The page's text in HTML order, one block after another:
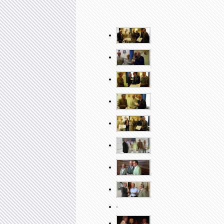
Neuigkeiten
2024 Weihnachtsaktion
Vorweihnachtliche
Als der Präsidiumsvorsitzende der Stiftung
anmeldete und ein Weihnachtsgeschenk
Schule, Barbara Gerstmayer, spontan
Peter Neumann, über eine Zuwendung der
der Stiftung für ein vorweihnachtliches
„Nikoläusen“ für die Kinder gestrichen habe.